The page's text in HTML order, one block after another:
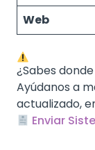
Web
¿Sabes
Ayúdanos a
actualizado,
Enviar